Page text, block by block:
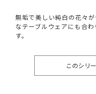
無垢で美しい純白の花々
なテーブルウェアにも合
す。
このシリ